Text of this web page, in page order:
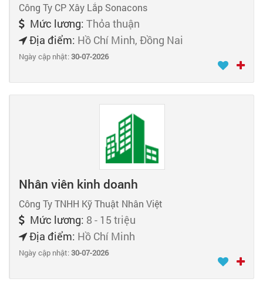
Công Ty CP Xây Lắp Sonacons
Mức lương: Thỏa thuận
Địa điểm: Hồ Chí Minh, Đồng Nai
Ngày cập nhật:30-07-2026
Nhân viên kinh doanh
Công Ty TNHH Kỹ Thuật Nhân Việt
Mức lương: 8 - 15 triệu
Địa điểm: Hồ Chí Minh
Ngày cập nhật:30-07-2026